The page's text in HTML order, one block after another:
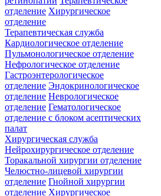
отделение Хирургическое
отделение
Терапевтическая служба
Кардиологическое отделение
Пульмонологическое отделение
Нефрологическое отделение
Гастроэнтерологическое
отделение Эндокринологическое
отделение Неврологическое
отделение Гематологическое
отделение c блоком асептических
палат
Хирургическая служба
Нейрохирургическое отделение
Торакальной хирургии отделение
Челюстно-лицевой хирургии
отделение Гнойной хирургии
отделение Хирургическое